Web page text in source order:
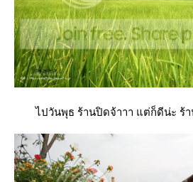
ไปวันพุธ ร้านปิดจ้าาา แต่ก็ดีน่ะ ร้า